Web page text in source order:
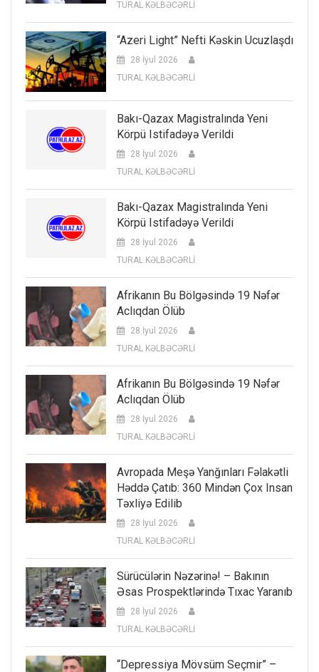
TURAL KƏLBƏCƏRLİ
“Azeri Light” Nefti Kəskin Ucuzlaşdı
28 İyul 2026
TURAL KƏLBƏCƏRLİ
Bakı-Qazax Magistralında Yeni
Körpü Istifadəyə Verildi
28 İyul 2026
TURAL KƏLBƏCƏRLİ
Bakı-Qazax Magistralında Yeni
Körpü Istifadəyə Verildi
28 İyul 2026
TURAL KƏLBƏCƏRLİ
Afrikanın Bu Bölgəsində 19 Nəfər
Aclıqdan Ölüb
28 İyul 2026
TURAL KƏLBƏCƏRLİ
Afrikanın Bu Bölgəsində 19 Nəfər
Aclıqdan Ölüb
28 İyul 2026
TURAL KƏLBƏCƏRLİ
Avropada Meşə Yanğınları Fəlakətli
Həddə Çatıb: 360 Mindən Çox Insan
Təxliyə Edilib
28 İyul 2026
TURAL KƏLBƏCƏRLİ
Sürücülərin Nəzərinə! – Bakının
Əsas Prospektlərində Tıxac Yaranıb
28 İyul 2026
TURAL KƏLBƏCƏRLİ
“Depressiya Mövsüm Seçmir” –